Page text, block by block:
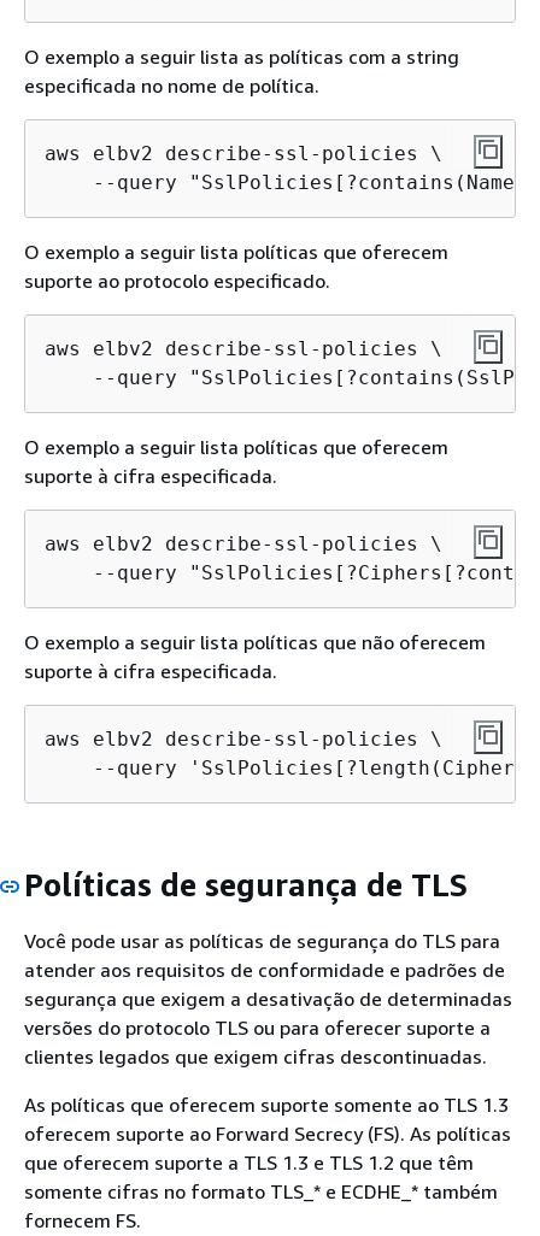
O exemplo a seguir lista as políticas com a string
especificada no nome de política.
aws elbv2 describe-ssl-policies \
    --query "SslPolicies[?contains(Name,'
O exemplo a seguir lista políticas que oferecem
suporte ao protocolo especificado.
aws elbv2 describe-ssl-policies \
--query
O exemplo a seguir lista políticas que oferecem
suporte à cifra especificada.
aws elbv2 describe-ssl-policies \
--query
O exemplo a seguir lista políticas que não oferecem
suporte à cifra especificada.
aws elbv2 describe-ssl-policies \
--query
Políticas de segurança de TLS
Você pode usar as políticas de segurança do TLS para
atender aos requisitos de conformidade e padrões de
segurança que exigem a desativação de determinadas
versões do protocolo TLS ou para oferecer suporte a
clientes legados que exigem cifras descontinuadas.
As políticas que oferecem suporte somente ao TLS 1.3
oferecem suporte ao Forward Secrecy (FS). As políticas
que oferecem suporte a TLS 1.3 e TLS 1.2 que têm
somente cifras no formato TLS_* e ECDHE_* também
fornecem FS.